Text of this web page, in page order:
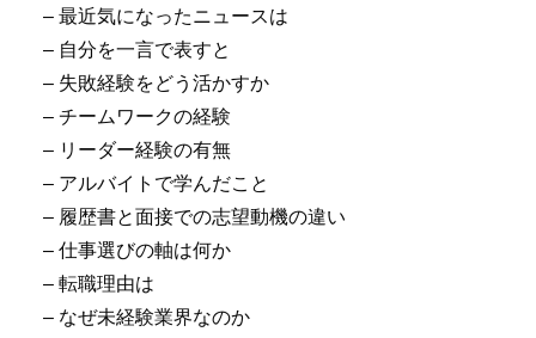
– 最近気になったニュースは
– 自分を一言で表すと
– 失敗経験をどう活かすか
– チームワークの経験
– リーダー経験の有無
– アルバイトで学んだこと
– 履歴書と面接での志望動機の違い
– 仕事選びの軸は何か
– 転職理由は
– なぜ未経験業界なのか